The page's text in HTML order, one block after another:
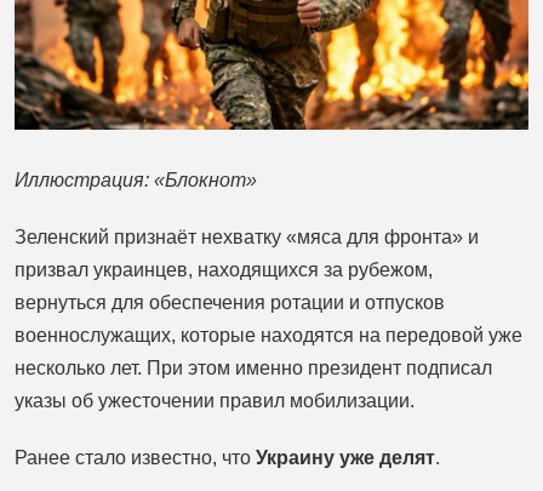
Иллюстрация: «Блокнот»
Зеленский признаёт нехватку «мяса для фронта» и
призвал украинцев, находящихся за рубежом,
вернуться для обеспечения ротации и отпусков
военнослужащих, которые находятся на передовой уже
несколько лет. При этом именно президент подписал
указы об ужесточении правил мобилизации.
Ранее стало известно, что Украину уже делят.